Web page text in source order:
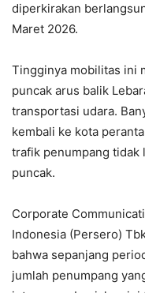
diperkirakan
Maret 2026.
Tingginya mobilitas ini
puncak arus balik
transportasi udara.
kembali ke kota
trafik penumpang tidak
puncak.
Corporate
Indonesia (Persero)
bahwa sepanjang
jumlah penumpang